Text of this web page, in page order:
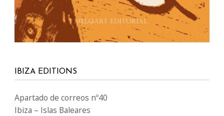
IBIZA EDITIONS
Apartado de correos nº40
Ibiza – Islas Baleares